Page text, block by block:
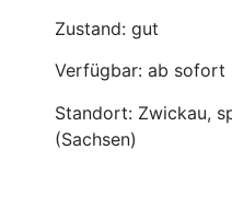
Zustand: gut
Verfügbar: ab sofort
Standort: Zwickau,
(Sachsen)